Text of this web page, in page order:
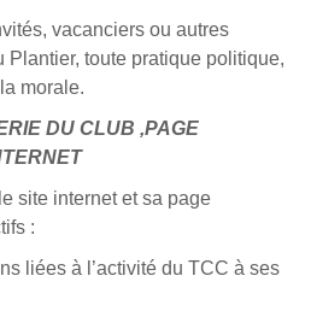
vacanciers ou autres
Plantier, toute pratique politique,
morale.
DU CLUB ,PAGE
site internet et sa page
:
liées à l’activité du TCC à ses